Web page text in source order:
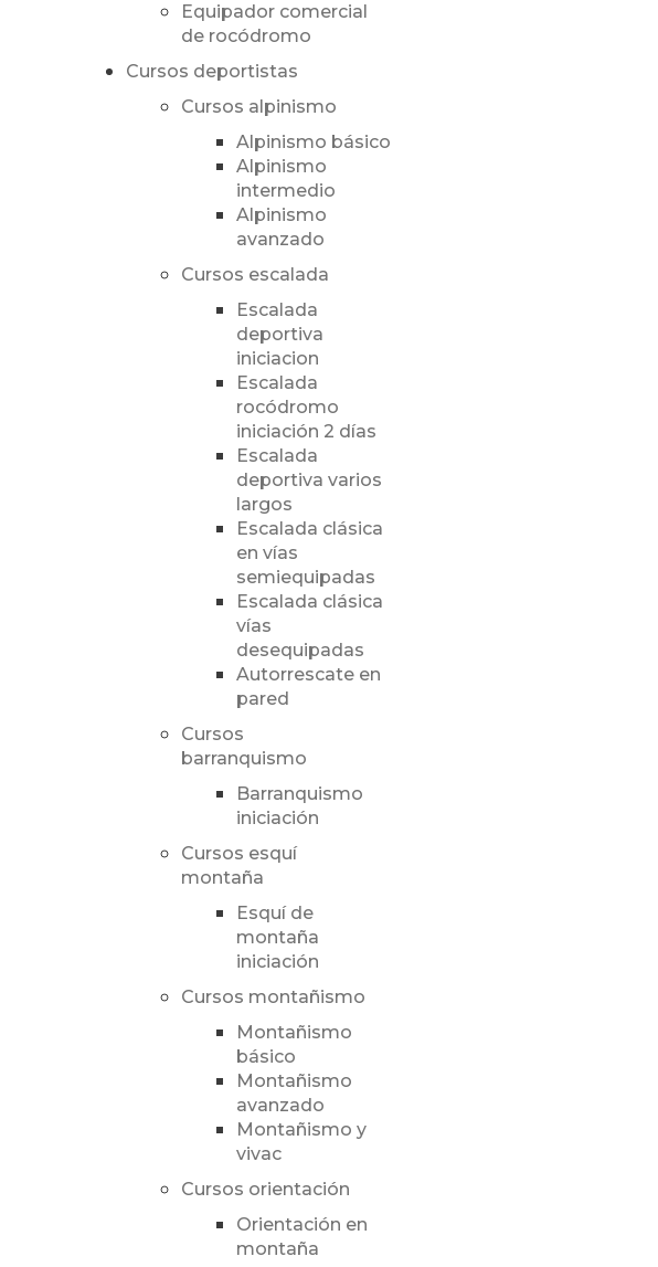
Equipador comercial
de rocódromo
Cursos deportistas
Cursos alpinismo
Alpinismo básico
Alpinismo
intermedio
Alpinismo
avanzado
Cursos escalada
Escalada
deportiva
iniciacion
Escalada
rocódromo
iniciación 2 días
Escalada
deportiva varios
largos
Escalada clásica
en vías
semiequipadas
Escalada clásica
vías
desequipadas
Autorrescate en
pared
Cursos
barranquismo
Barranquismo
iniciación
Cursos esquí
montaña
Esquí de
montaña
iniciación
Cursos montañismo
Montañismo
básico
Montañismo
avanzado
Montañismo y
vivac
Cursos orientación
Orientación en
montaña